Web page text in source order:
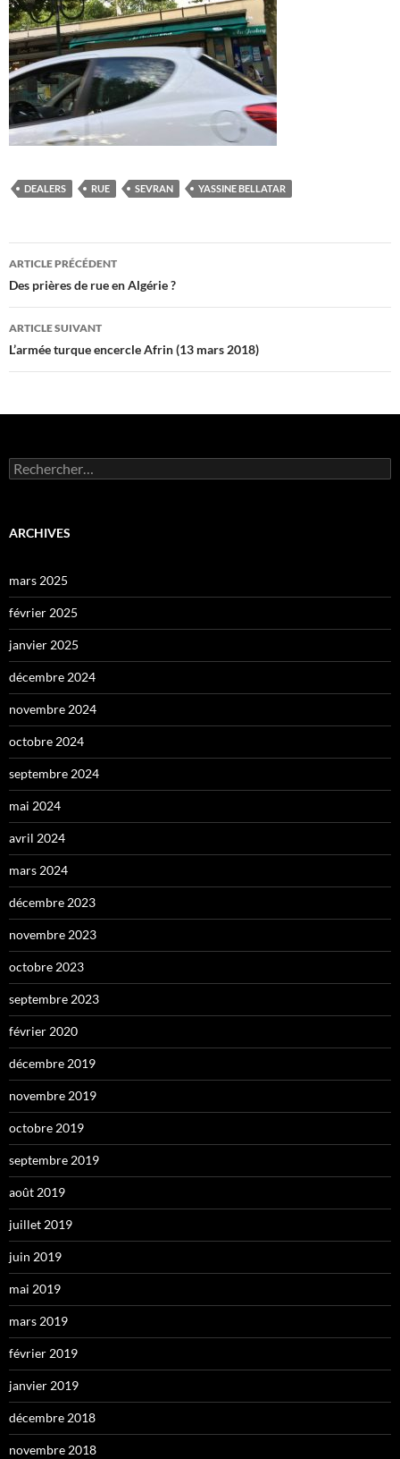
DEALERS RUE SEVRAN YASSINE BELLATAR
Navigation
des
articles
ARTICLE PRÉCÉDENT
Des prières de rue en Algérie ?
ARTICLE SUIVANT
L’armée turque encercle Afrin (13 mars 2018)
Rechercher :
ARCHIVES
mars 2025
février 2025
janvier 2025
décembre 2024
novembre 2024
octobre 2024
septembre 2024
mai 2024
avril 2024
mars 2024
décembre 2023
novembre 2023
octobre 2023
septembre 2023
février 2020
décembre 2019
novembre 2019
octobre 2019
septembre 2019
août 2019
juillet 2019
juin 2019
mai 2019
mars 2019
février 2019
janvier 2019
décembre 2018
novembre 2018